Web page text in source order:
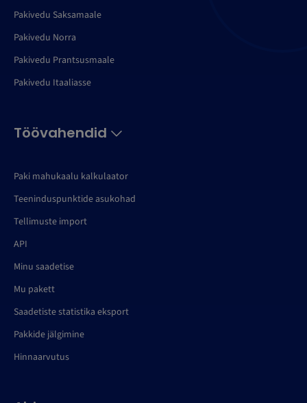
Pakivedu Saksamaale
Pakivedu Norra
Pakivedu Prantsusmaale
Pakivedu Itaaliasse
Töövahendid
Paki mahukaalu kalkulaator
Teeninduspunktide asukohad
Tellimuste import
API
Minu saadetise
Mu pakett
Saadetiste statistika eksport
Pakkide jälgimine
Hinnaarvutus